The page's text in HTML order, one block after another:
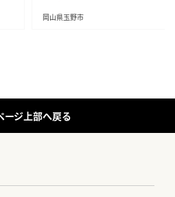
岡山県玉野市
ージ上部へ戻る